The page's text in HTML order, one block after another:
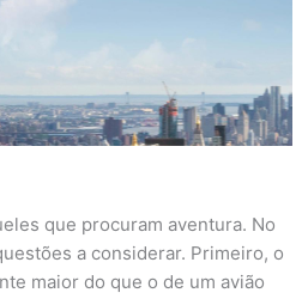
que procuram aventura. No
a considerar. Primeiro, o
maior do que o de um avião